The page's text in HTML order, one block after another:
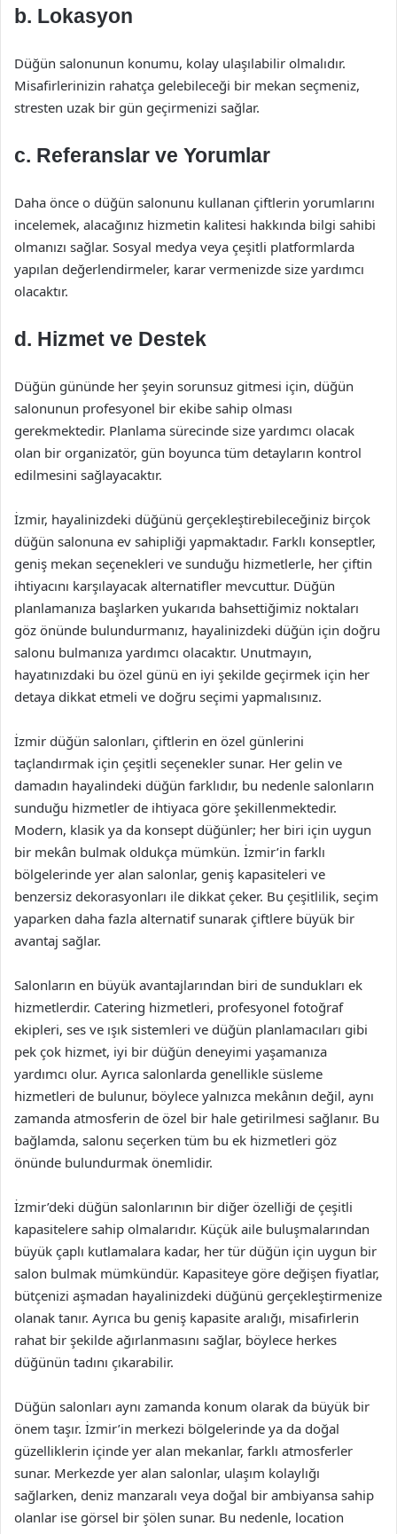
b. Lokasyon
Düğün salonunun konumu, kolay ulaşılabilir olmalıdır.
Misafirlerinizin rahatça gelebileceği bir mekan seçmeniz,
stresten uzak bir gün geçirmenizi sağlar.
c. Referanslar ve Yorumlar
Daha önce o düğün salonunu kullanan çiftlerin yorumlarını
incelemek, alacağınız hizmetin kalitesi hakkında bilgi sahibi
olmanızı sağlar. Sosyal medya veya çeşitli platformlarda
yapılan değerlendirmeler, karar vermenizde size yardımcı
olacaktır.
d. Hizmet ve Destek
Düğün gününde her şeyin sorunsuz gitmesi için, düğün
salonunun profesyonel bir ekibe sahip olması
gerekmektedir. Planlama sürecinde size yardımcı olacak
olan bir organizatör, gün boyunca tüm detayların kontrol
edilmesini sağlayacaktır.
İzmir, hayalinizdeki düğünü gerçekleştirebileceğiniz birçok
düğün salonuna ev sahipliği yapmaktadır. Farklı konseptler,
geniş mekan seçenekleri ve sunduğu hizmetlerle, her çiftin
ihtiyacını karşılayacak alternatifler mevcuttur. Düğün
planlamanıza başlarken yukarıda bahsettiğimiz noktaları
göz önünde bulundurmanız, hayalinizdeki düğün için doğru
salonu bulmanıza yardımcı olacaktır. Unutmayın,
hayatınızdaki bu özel günü en iyi şekilde geçirmek için her
detaya dikkat etmeli ve doğru seçimi yapmalısınız.
İzmir düğün salonları, çiftlerin en özel günlerini
taçlandırmak için çeşitli seçenekler sunar. Her gelin ve
damadın hayalindeki düğün farklıdır, bu nedenle salonların
sunduğu hizmetler de ihtiyaca göre şekillenmektedir.
Modern, klasik ya da konsept düğünler; her biri için uygun
bir mekân bulmak oldukça mümkün. İzmir’in farklı
bölgelerinde yer alan salonlar, geniş kapasiteleri ve
benzersiz dekorasyonları ile dikkat çeker. Bu çeşitlilik, seçim
yaparken daha fazla alternatif sunarak çiftlere büyük bir
avantaj sağlar.
Salonların en büyük avantajlarından biri de sundukları ek
hizmetlerdir. Catering hizmetleri, profesyonel fotoğraf
ekipleri, ses ve ışık sistemleri ve düğün planlamacıları gibi
pek çok hizmet, iyi bir düğün deneyimi yaşamanıza
yardımcı olur. Ayrıca salonlarda genellikle süsleme
hizmetleri de bulunur, böylece yalnızca mekânın değil, aynı
zamanda atmosferin de özel bir hale getirilmesi sağlanır. Bu
bağlamda, salonu seçerken tüm bu ek hizmetleri göz
önünde bulundurmak önemlidir.
İzmir’deki düğün salonlarının bir diğer özelliği de çeşitli
kapasitelere sahip olmalarıdır. Küçük aile buluşmalarından
büyük çaplı kutlamalara kadar, her tür düğün için uygun bir
salon bulmak mümkündür. Kapasiteye göre değişen fiyatlar,
bütçenizi aşmadan hayalinizdeki düğünü gerçekleştirmenize
olanak tanır. Ayrıca bu geniş kapasite aralığı, misafirlerin
rahat bir şekilde ağırlanmasını sağlar, böylece herkes
düğünün tadını çıkarabilir.
Düğün salonları aynı zamanda konum olarak da büyük bir
önem taşır. İzmir’in merkezi bölgelerinde ya da doğal
güzelliklerin içinde yer alan mekanlar, farklı atmosferler
sunar. Merkezde yer alan salonlar, ulaşım kolaylığı
sağlarken, deniz manzaralı veya doğal bir ambiyansa sahip
olanlar ise görsel bir şölen sunar. Bu nedenle, location